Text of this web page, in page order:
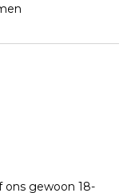
ons gewoon 18-